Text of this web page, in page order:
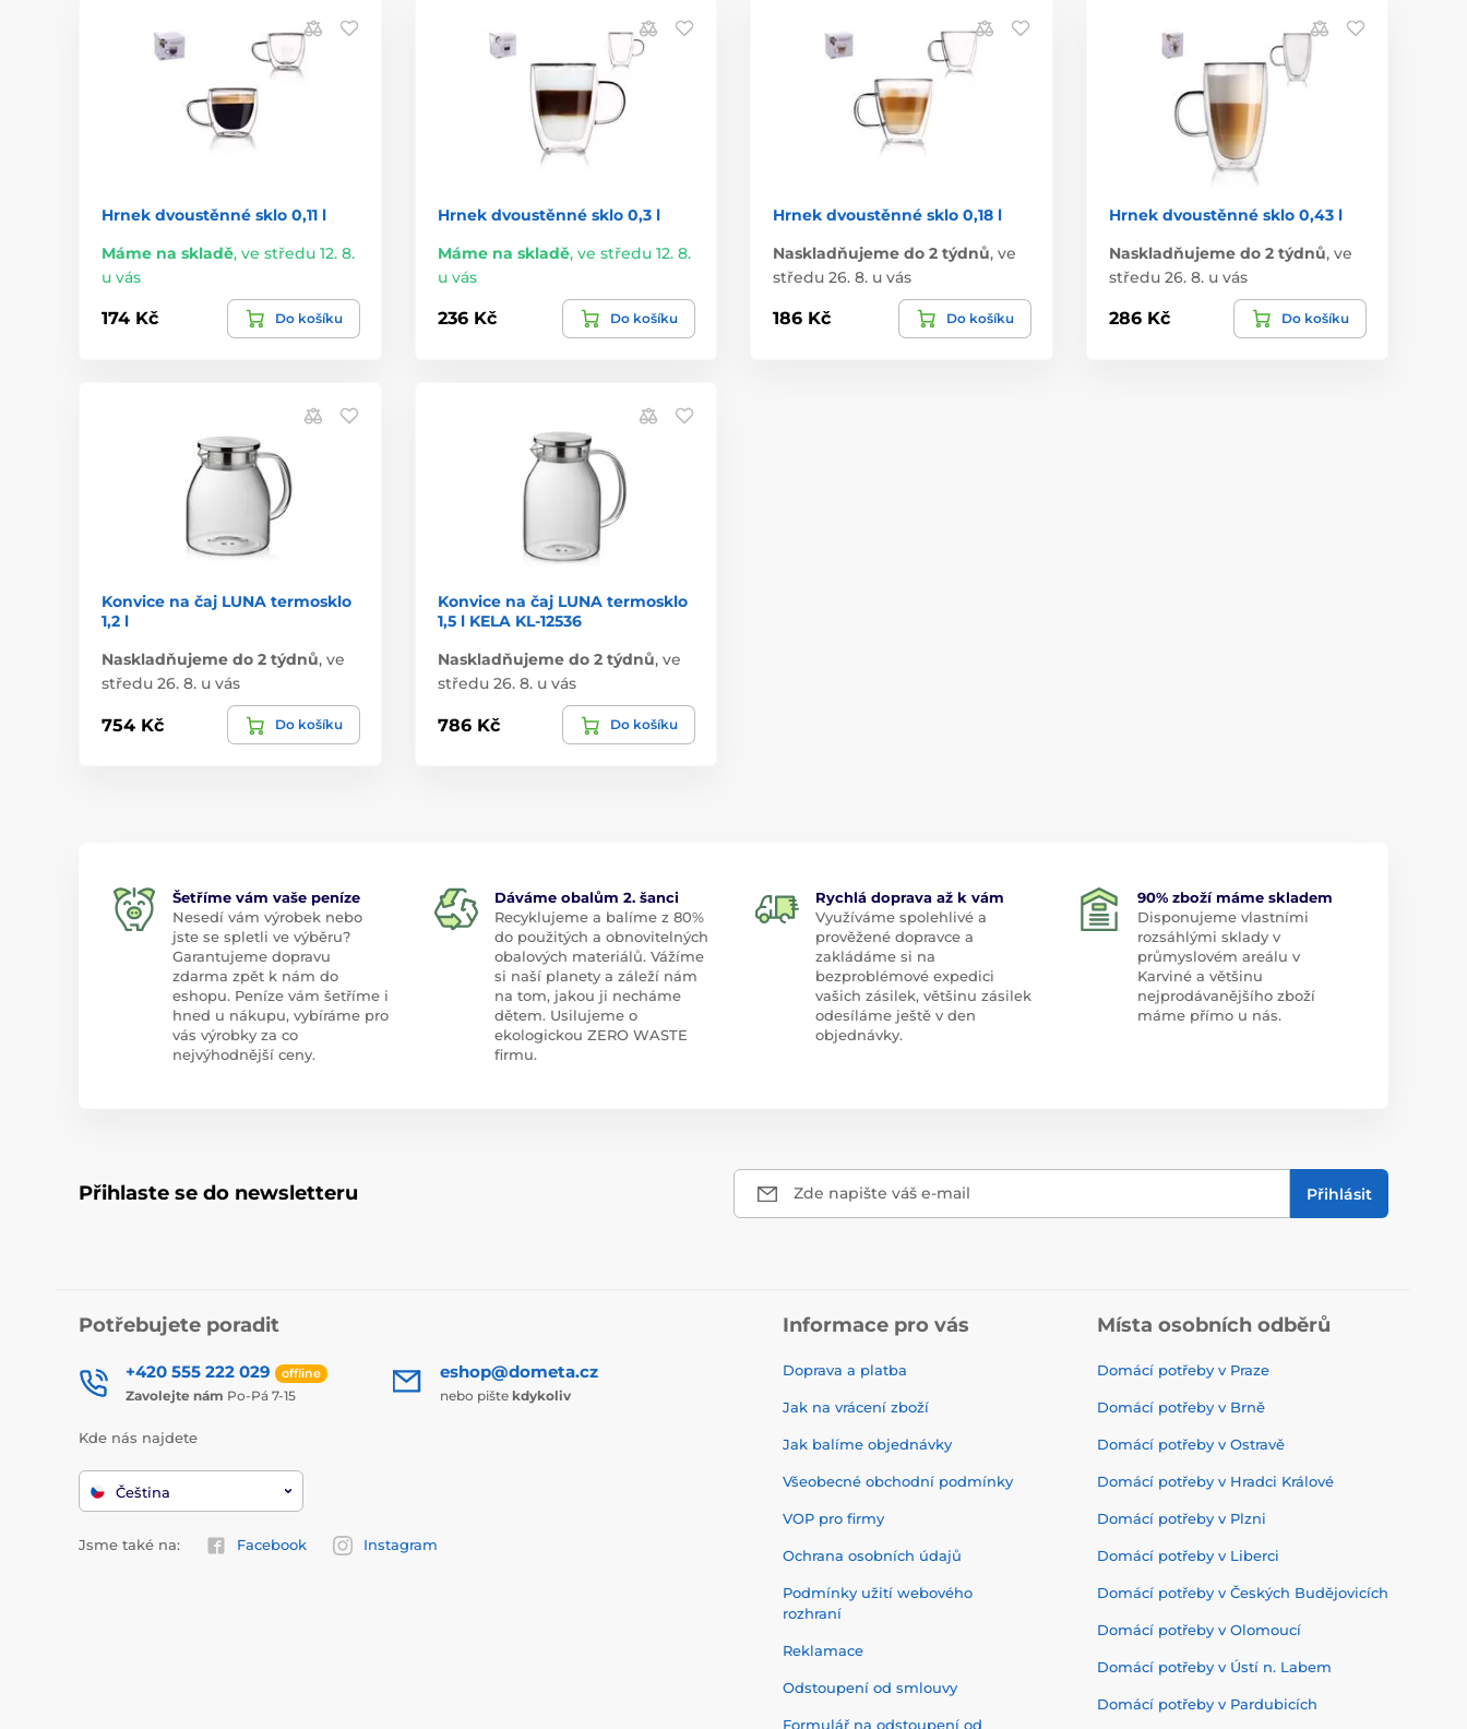
Hrnek dvoustěnné sklo 0,11 l
Máme na skladě, ve středu 12. 8.
u vás
174 Kč Do košíku
Hrnek dvoustěnné sklo 0,3 l
Máme na skladě, ve středu 12. 8.
u vás
236 Kč Do košíku
Hrnek dvoustěnné sklo 0,18 l
Naskladňujeme do 2 týdnů, ve
středu 26. 8. u vás
186 Kč Do košíku
Hrnek dvoustěnné sklo 0,43 l
Naskladňujeme do 2 týdnů, ve
středu 26. 8. u vás
286 Kč Do košíku
Konvice na čaj LUNA termosklo
1,2 l
Naskladňujeme do 2 týdnů, ve
středu 26. 8. u vás
754 Kč Do košíku
Konvice na čaj LUNA termosklo
1,5 l KELA KL-12536
Naskladňujeme do 2 týdnů, ve
středu 26. 8. u vás
786 Kč Do košíku
Šetříme vám vaše peníze
Nesedí vám výrobek nebo
jste se spletli ve výběru?
Garantujeme dopravu
zdarma zpět k nám do
eshopu. Peníze vám šetříme i
hned u nákupu, vybíráme pro
vás výrobky za co
nejvýhodnější ceny.
Dáváme obalům 2. šanci
Recyklujeme a balíme z 80%
do použitých a obnovitelných
obalových materiálů. Vážíme
si naší planety a záleží nám
na tom, jakou ji necháme
dětem. Usilujeme o
ekologickou ZERO WASTE
firmu.
Rychlá doprava až k vám
Využíváme spolehlivé a
prověžené dopravce a
zakládáme si na
bezproblémové expedici
vašich zásilek, většinu zásilek
odesíláme ještě v den
objednávky.
90% zboží máme skladem
Disponujeme vlastními
rozsáhlými sklady v
průmyslovém areálu v
Karviné a většinu
nejprodávanějšího zboží
máme přímo u nás.
Přihlaste se do newsletteru Zde napište váš e-mail Přihlásit
Potřebujete poradit
+420 555 222 029 offline
Zavolejte nám Po-Pá 7-15
eshop@dometa.cz
nebo pište kdykoliv
Kde nás najdete
Čeština
Jsme také na: Facebook Instagram
Informace pro vás
Doprava a platba
Jak na vrácení zboží
Jak balíme objednávky
Všeobecné obchodní podmínky
VOP pro firmy
Ochrana osobních údajů
Podmínky užití webového
rozhraní
Reklamace
Odstoupení od smlouvy
Formulář na odstoupení od
Místa osobních odběrů
Domácí potřeby v Praze
Domácí potřeby v Brně
Domácí potřeby v Ostravě
Domácí potřeby v Hradci Králové
Domácí potřeby v Plzni
Domácí potřeby v Liberci
Domácí potřeby v Českých Budějovicích
Domácí potřeby v Olomoucí
Domácí potřeby v Ústí n. Labem
Domácí potřeby v Pardubicích